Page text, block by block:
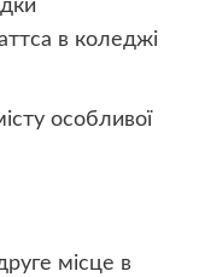
в коледжі
особливої
місце в